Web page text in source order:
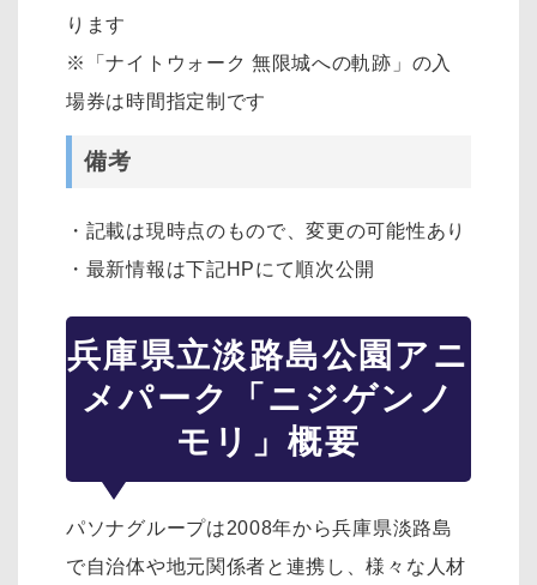
ります
※「ナイトウォーク 無限城への軌跡」の入
場券は時間指定制です
備考
・記載は現時点のもので、変更の可能性あり
・最新情報は下記HPにて順次公開
兵庫県立淡路島公園アニ
メパーク「ニジゲンノ
モリ」概要
パソナグループは2008年から兵庫県淡路島
で自治体や地元関係者と連携し、様々な人材